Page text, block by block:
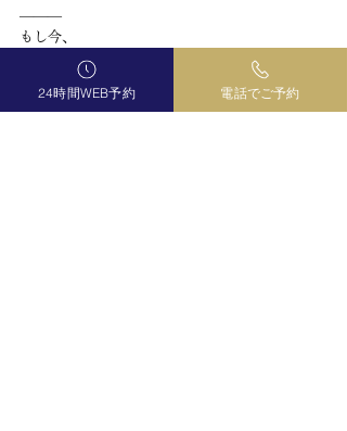
———
もし今、
「楽しめなくなっている自分」に気づいたな
少しだけ無理を重ねてきただけ
なのかもしれま
24時間WEB予約 電話でご予約